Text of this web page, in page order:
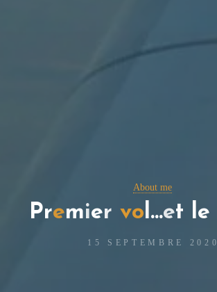
About me
Premier vol…et le
15 SEPTEMBRE 2020